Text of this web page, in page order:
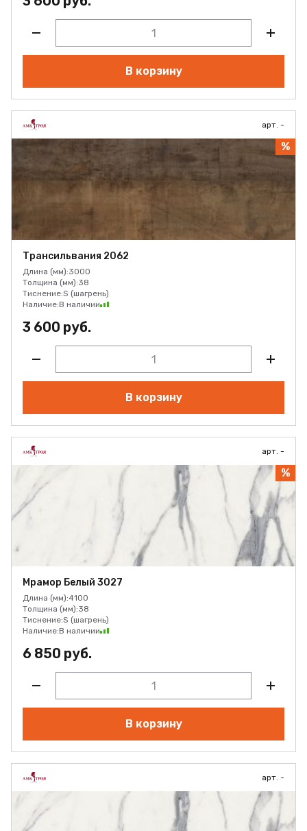
В корзину
арт. -
%
Трансильвания 2062
Длина (мм):3000
Толщина (мм):38
Тиснение:S (шагрень)
Наличие:В наличии
3 600 руб.
В корзину
арт. -
%
Мрамор Белый 3027
Длина (мм):4100
Толщина (мм):38
Тиснение:S (шагрень)
Наличие:В наличии
6 850 руб.
В корзину
арт. -